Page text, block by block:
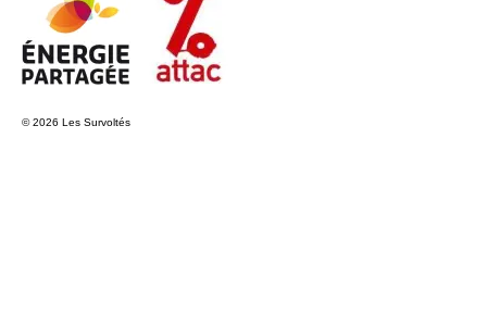
© 2026 Les Survoltés